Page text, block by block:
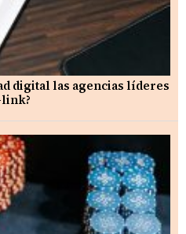
digital las agencias líderes
link?